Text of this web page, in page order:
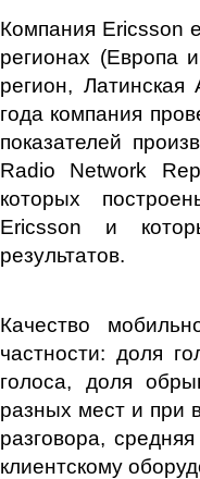
Компания Ericsson
регионах (Европа
регион,
года компания
показателей
Radio Network
которых
Ericsson и
результатов.
Качество
частности: доля
голоса, доля
разных мест и при
разговора,
клиентскому